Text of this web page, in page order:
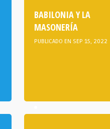
BABILONIA Y LA
MASONERÍA
PUBLICADO EN SEP 15, 2022